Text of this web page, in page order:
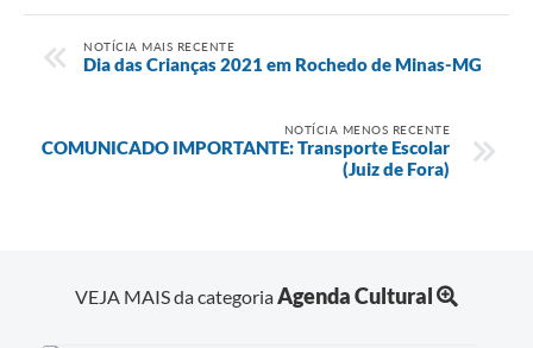
NOTÍCIA MAIS RECENTE
Dia das Crianças 2021 em Rochedo de Minas-MG
NOTÍCIA MENOS RECENTE
COMUNICADO IMPORTANTE: Transporte Escolar
(Juiz de Fora)
VEJA MAIS da categoriaAgenda Cultural